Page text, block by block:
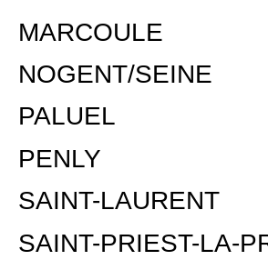
MARCOULE
NOGENT/SEINE
PALUEL
PENLY
SAINT-LAURENT
SAINT-PRIEST-LA-